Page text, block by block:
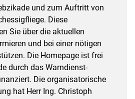
und zum Auftritt von
Diese
Sie über die aktuellen
und bei einer nötigen
Die Homepage ist frei
durch das Warndienst-
Die organisatorische
hat Herr Ing. Christoph